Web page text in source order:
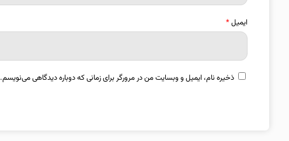
ایمیل*
ذخیره نام، ایمیل و وبسایت من در مرورگر برای زمانی که دوباره دیدگاهی می‌نویسم.